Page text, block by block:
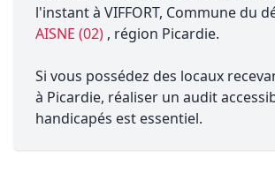
l'instant à VIFFORT, Commune du
AISNE (02) , région Picardie.
Si vous possédez des locaux
à Picardie, réaliser un audit
handicapés est essentiel.